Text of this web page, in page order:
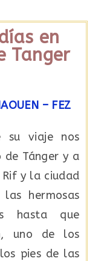
en
Tanger
– FEZ
su viaje nos
de Tánger y a
y la ciudad
hermosas
hasta que
uno de los
pies de las